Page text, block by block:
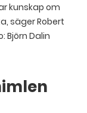
kunskap om
säger Robert
Björn Dalin